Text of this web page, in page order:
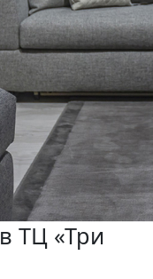
ТЦ «Три